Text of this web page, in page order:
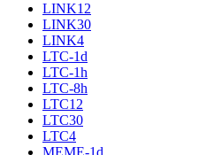
LINK12
LINK30
LINK4
LTC-1d
LTC-1h
LTC-8h
LTC12
LTC30
LTC4
MEME-1d